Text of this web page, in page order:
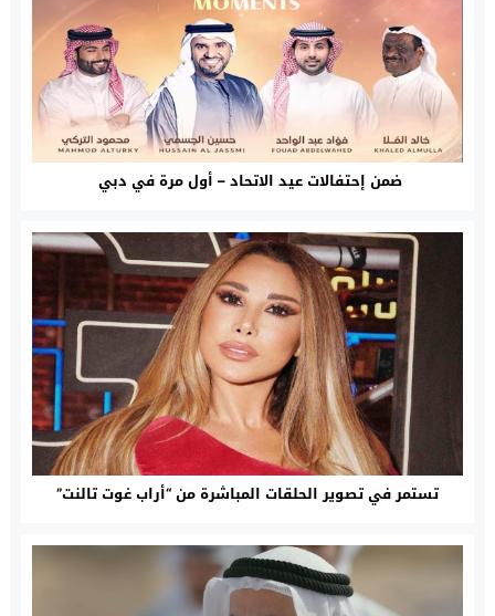
ضمن إحتفالات عيد الاتحاد – أول مرة في دبي
تستمر في تصوير الحلقات المباشرة من “أراب غوت تالنت”